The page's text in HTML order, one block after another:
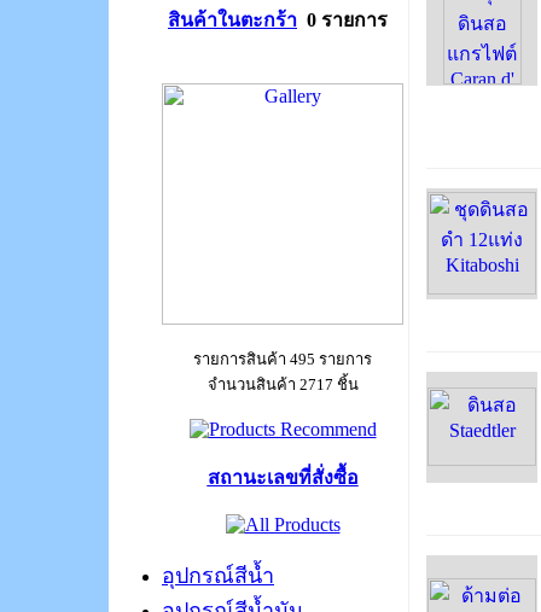
สินค้าในตะกร้า 0 รายการ
รายการสินค้า 495 รายการ
จำนวนสินค้า 2717 ชิ้น
สถานะเลขที่สั่งซื้อ
อุปกรณ์สีน้ำ